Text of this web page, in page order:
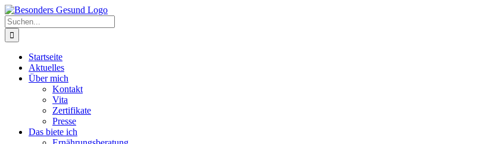
Zum
Inhalt
springen
Suche
nach:
Startseite
Aktuelles
Über mich
Kontakt
Vita
Zertifikate
Presse
Das biete ich